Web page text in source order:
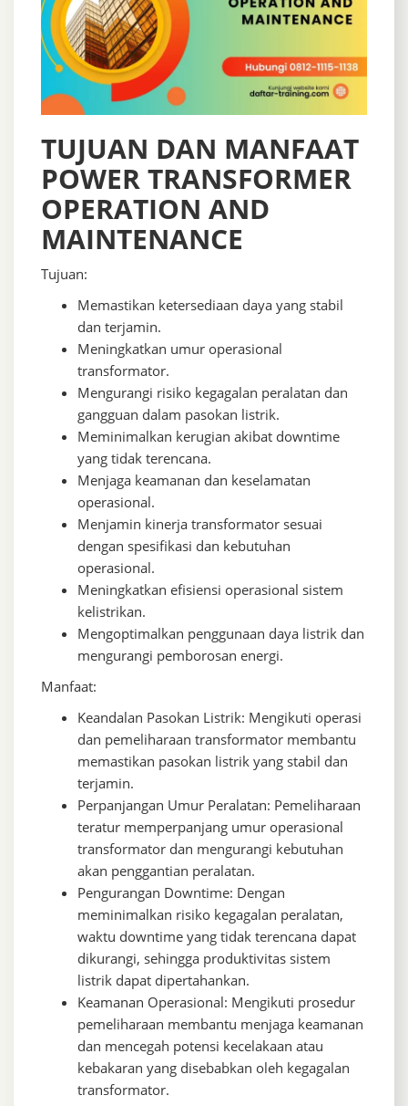
TUJUAN DAN MANFAAT
POWER TRANSFORMER
OPERATION AND
MAINTENANCE
Tujuan:
Memastikan ketersediaan daya yang stabil
dan terjamin.
Meningkatkan umur operasional
transformator.
Mengurangi risiko kegagalan peralatan dan
gangguan dalam pasokan listrik.
Meminimalkan kerugian akibat downtime
yang tidak terencana.
Menjaga keamanan dan keselamatan
operasional.
Menjamin kinerja transformator sesuai
dengan spesifikasi dan kebutuhan
operasional.
Meningkatkan efisiensi operasional sistem
kelistrikan.
Mengoptimalkan penggunaan daya listrik dan
mengurangi pemborosan energi.
Manfaat:
Keandalan Pasokan Listrik: Mengikuti operasi
dan pemeliharaan transformator membantu
memastikan pasokan listrik yang stabil dan
terjamin.
Perpanjangan Umur Peralatan: Pemeliharaan
teratur memperpanjang umur operasional
transformator dan mengurangi kebutuhan
akan penggantian peralatan.
Pengurangan Downtime: Dengan
meminimalkan risiko kegagalan peralatan,
waktu downtime yang tidak terencana dapat
dikurangi, sehingga produktivitas sistem
listrik dapat dipertahankan.
Keamanan Operasional: Mengikuti prosedur
pemeliharaan membantu menjaga keamanan
dan mencegah potensi kecelakaan atau
kebakaran yang disebabkan oleh kegagalan
transformator.